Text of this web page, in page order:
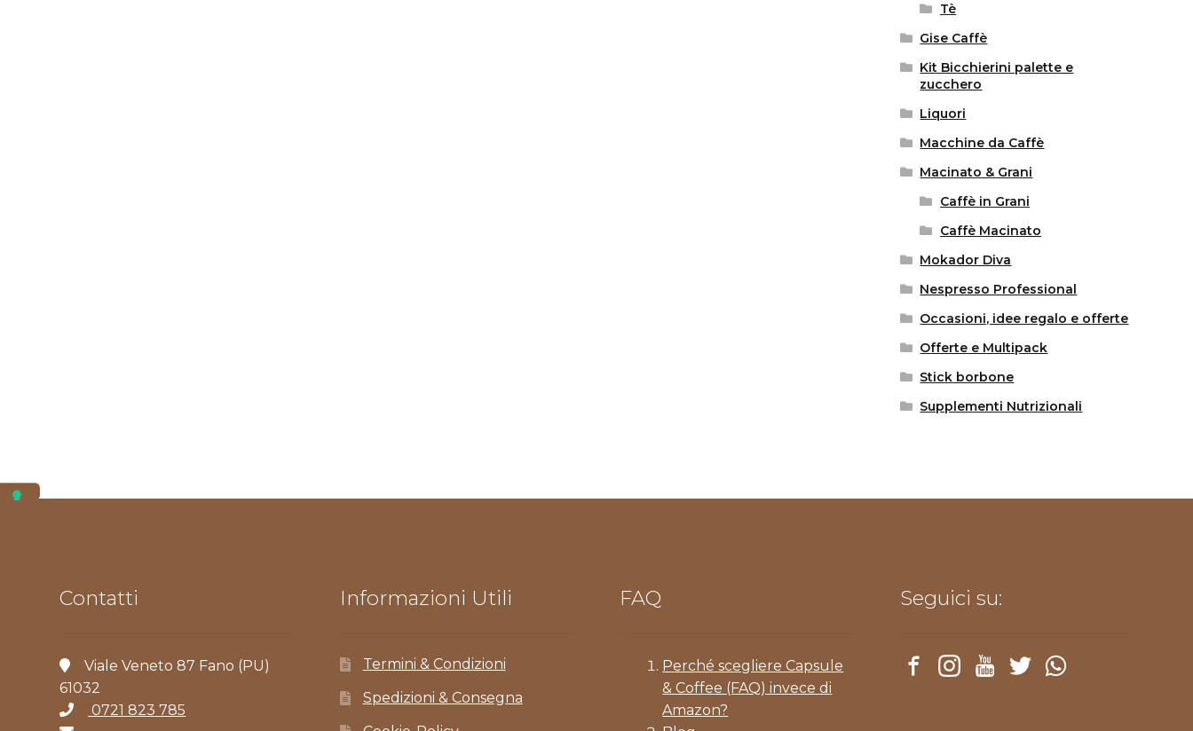
Tè
Gise Caffè
Kit Bicchierini palette e
zucchero
Liquori
Macchine da Caffè
Macinato & Grani
Caffè in Grani
Caffè Macinato
Mokador Diva
Nespresso Professional
Occasioni, idee regalo e offerte
Offerte e Multipack
Stick borbone
Supplementi Nutrizionali
Contatti
Viale Veneto 87 Fano (PU)
61032
0721 823 785
Informazioni Utili
Termini & Condizioni
Spedizioni & Consegna
FAQ
Perché scegliere Capsule
& Coffee (FAQ) invece di
Amazon?
Seguici su: